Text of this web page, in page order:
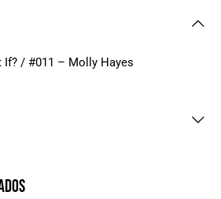
If? / #011 – Molly Hayes